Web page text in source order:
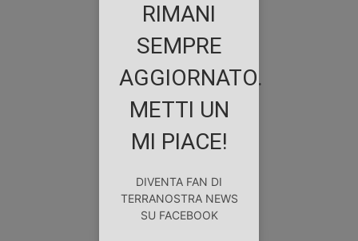
RIMANI
SEMPRE
AGGIORNATO.
METTI UN
MI PIACE!
DIVENTA FAN DI
TERRANOSTRA NEWS
SU FACEBOOK